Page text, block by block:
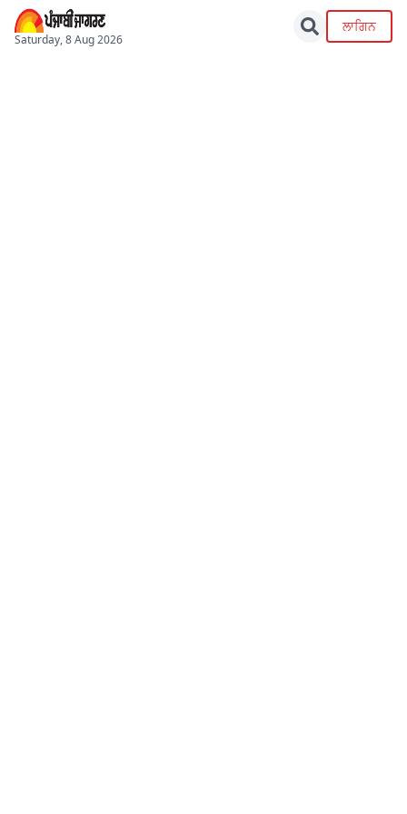
Saturday, 8 Aug 2026
ਲਾਗਿਨ